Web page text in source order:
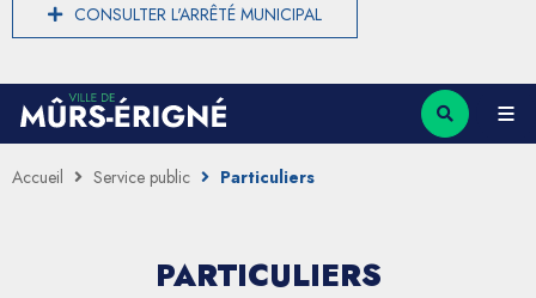
CONSULTER L'ARRÊTÉ MUNICIPAL
Accueil Service public Particuliers
PARTICULIERS